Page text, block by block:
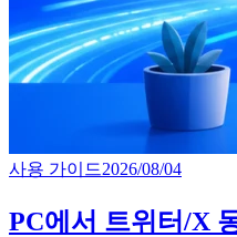
사용 가이드2026/08/04
PC에서 트위터/X